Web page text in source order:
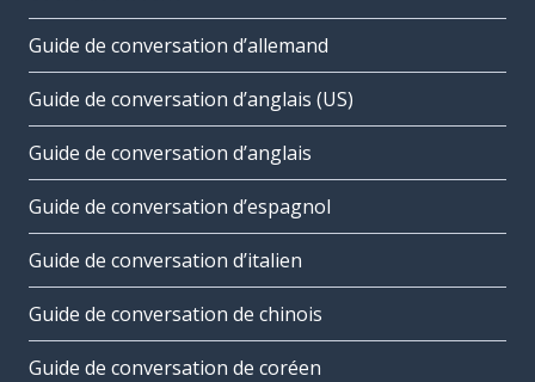
Guide de conversation d’allemand
Guide de conversation d’anglais (US)
Guide de conversation d’anglais
Guide de conversation d’espagnol
Guide de conversation d’italien
Guide de conversation de chinois
Guide de conversation de coréen